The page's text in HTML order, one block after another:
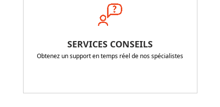
SERVICES CONSEILS
Obtenez un support en temps réel de nos spécialistes